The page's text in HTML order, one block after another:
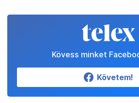
Kövess minket
Követem!